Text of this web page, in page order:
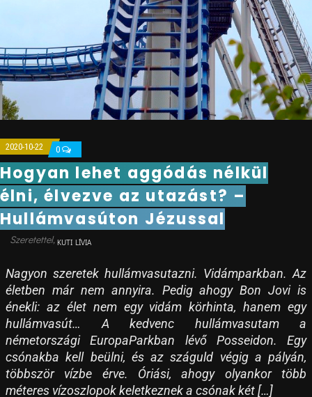
2020-10-22 0
Hogyan lehet aggódás nélkül
élni, élvezve az utazást? –
Hullámvasúton Jézussal
KUTI LÍVIA
Nagyon szeretek hullámvasutazni. Vidámparkban. Az
életben már nem annyira. Pedig ahogy Bon Jovi is
énekli: az élet nem egy vidám körhinta, hanem egy
hullámvasút… A kedvenc hullámvasutam a
németországi EuropaParkban lévő Posseidon. Egy
csónakba kell beülni, és az száguld végig a pályán,
többször vízbe érve. Óriási, ahogy olyankor több
méteres vízoszlopok keletkeznek a csónak két […]